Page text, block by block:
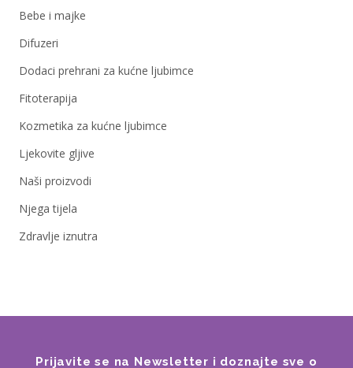
Bebe i majke
Difuzeri
Dodaci prehrani za kućne ljubimce
Fitoterapija
Kozmetika za kućne ljubimce
Ljekovite gljive
Naši proizvodi
Njega tijela
Zdravlje iznutra
Prijavite se na Newsletter i doznajte sve o